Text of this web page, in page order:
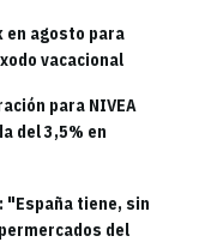
en agosto para
vacacional
para NIVEA
del 3,5% en
"España tiene, sin
del